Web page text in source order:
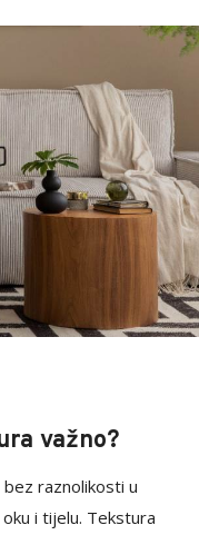
važno?
bez raznolikosti u
i tijelu. Tekstura